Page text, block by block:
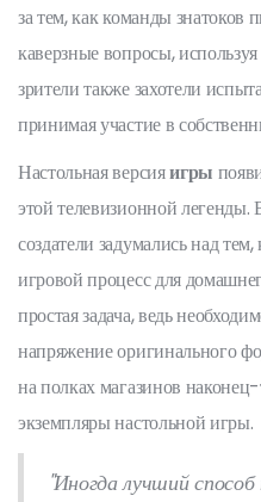
за тем, как команды знатоков
каверзные вопросы,
зрители также захотели
принимая участие в
Настольная версияигры
этой телевизионной
создатели задумались над
игровой процесс для
простая задача, ведь
напряжение оригинального
на полках магазинов
экземпляры настольной игры.
"Иногда лучший